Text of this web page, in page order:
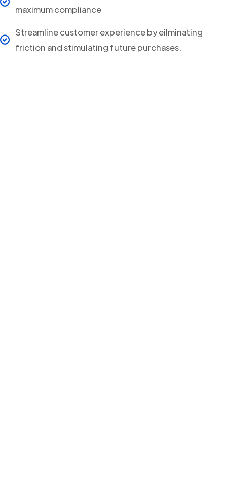
maximum compliance
Streamline customer experience by eilminating
friction and stimulating future purchases.